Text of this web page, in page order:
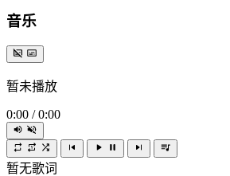
音乐
暂未播放
0:00 / 0:00
暂无歌词